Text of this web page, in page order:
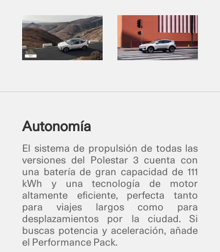
Autonomía
El sistema de propulsión de todas las
versiones del Polestar 3 cuenta con
una batería de gran capacidad de 111
kWh y una tecnología de motor
altamente eficiente, perfecta tanto
para viajes largos como para
desplazamientos por la ciudad. Si
buscas potencia y aceleración, añade
el Performance Pack.